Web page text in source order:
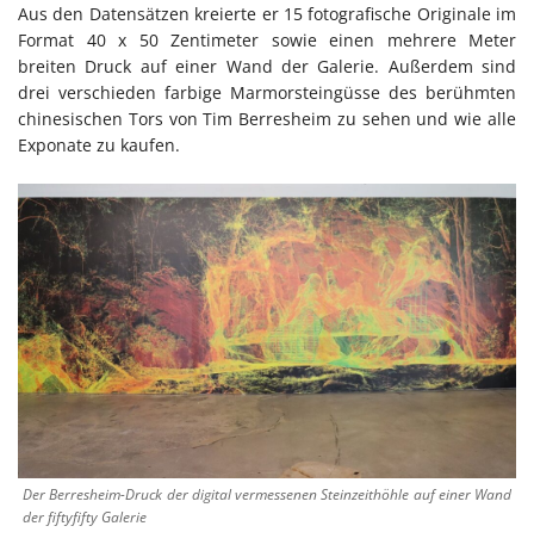
Aus den Datensätzen kreierte er 15 fotografische Originale im
Format 40 x 50 Zentimeter sowie einen mehrere Meter
breiten Druck auf einer Wand der Galerie. Außerdem sind
drei verschieden farbige Marmorsteingüsse des berühmten
chinesischen Tors von Tim Berresheim zu sehen und wie alle
Exponate zu kaufen.
Der Berresheim-Druck der digital vermessenen Steinzeithöhle auf einer Wand
der fiftyfifty Galerie